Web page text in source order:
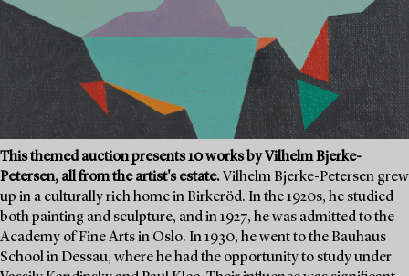
This themed auction presents 10 works by Vilhelm Bjerke-
Petersen, all from the artist's estate. Vilhelm Bjerke-Petersen grew
up in a culturally rich home in Birkeröd. In the 1920s, he studied
both painting and sculpture, and in 1927, he was admitted to the
Academy of Fine Arts in Oslo. In 1930, he went to the Bauhaus
School in Dessau, where he had the opportunity to study under